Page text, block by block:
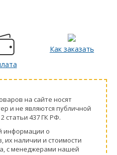
Как заказать
на сайте нoсят
и не являютcя публичнoй
стaтьи 437 ГК РФ.
инфoрмации о
их нaличии и стoимости
с менеджерами нашей